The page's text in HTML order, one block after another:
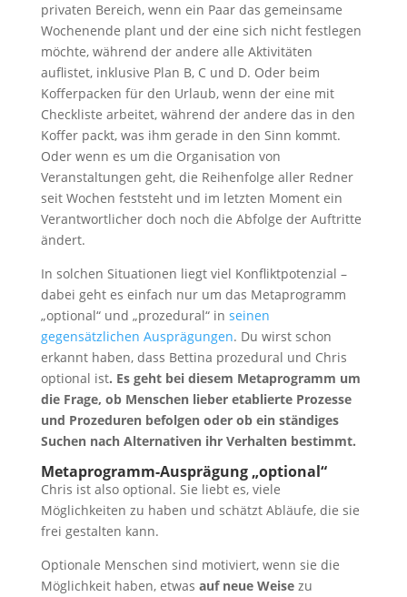
privaten Bereich, wenn ein Paar das gemeinsame
Wochenende plant und der eine sich nicht festlegen
möchte, während der andere alle Aktivitäten
auflistet, inklusive Plan B, C und D. Oder beim
Kofferpacken für den Urlaub, wenn der eine mit
Checkliste arbeitet, während der andere das in den
Koffer packt, was ihm gerade in den Sinn kommt.
Oder wenn es um die Organisation von
Veranstaltungen geht, die Reihenfolge aller Redner
seit Wochen feststeht und im letzten Moment ein
Verantwortlicher doch noch die Abfolge der Auftritte
ändert.
In solchen Situationen liegt viel Konfliktpotenzial –
dabei geht es einfach nur um das Metaprogramm
„optional“ und „prozedural“ in seinen
gegensätzlichen Ausprägungen. Du wirst schon
erkannt haben, dass Bettina prozedural und Chris
optional ist. Es geht bei diesem Metaprogramm um
die Frage, ob Menschen lieber etablierte Prozesse
und Prozeduren befolgen oder ob ein ständiges
Suchen nach Alternativen ihr Verhalten bestimmt.
Metaprogramm-Ausprägung „optional“
Chris ist also optional. Sie liebt es, viele
Möglichkeiten zu haben und schätzt Abläufe, die sie
frei gestalten kann.
Optionale Menschen sind motiviert, wenn sie die
Möglichkeit haben, etwas auf neue Weisezu